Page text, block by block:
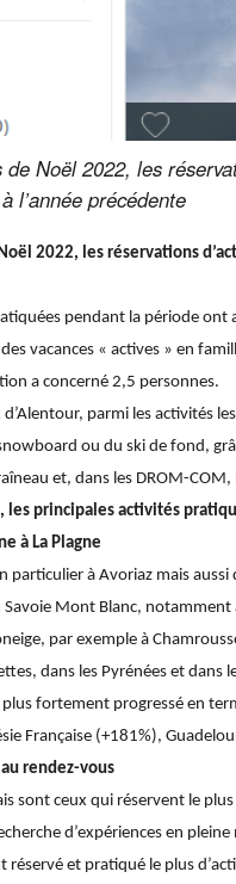
de Noël 2022, les
l’année précédente
2022, les réservations
pendant la période
vacances « actives » en
a concerné 2,5 personnes.
d’Alentour, parmi les activités
ou du ski de fond,
et, dans les DROM-
les principales activités
à La Plagne
particulier à Avoriaz mais aussi
Savoie Mont Blanc,
par exemple à
dans les Pyrénées et dans
fortement progressé en
Française (+181%),
rendez-vous
sont ceux qui réservent le
d’expériences en
réservé et pratiqué le plus